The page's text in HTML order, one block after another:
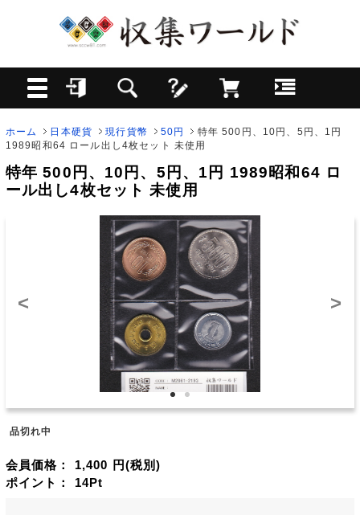
ホーム 日本硬貨 現行貨幣 50円
特年 500円、10円、5円、1円
1989昭和64 ロール出し4枚セット 未使用
特年 500円、10円、5円、1円 1989昭和64 ロ
ール出し4枚セット 未使用
< >
品切れ中
会員価格： 1,400 円(税別)
ポイント： 14Pt